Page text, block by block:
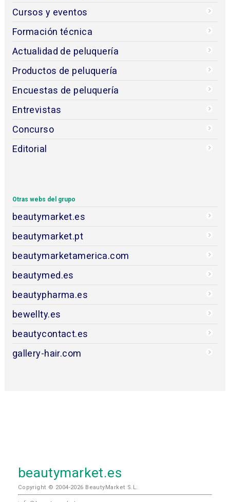
Cursos y eventos
Formación técnica
Actualidad de peluquería
Productos de peluquería
Encuestas de peluquería
Entrevistas
Concurso
Editorial
Otras webs del grupo
beautymarket.es
beautymarket.pt
beautymarketamerica.com
beautymed.es
beautypharma.es
bewellty.es
beautycontact.es
gallery-hair.com
beautymarket.es
Copyright © 2004-2026 BeautyMarket S.L.